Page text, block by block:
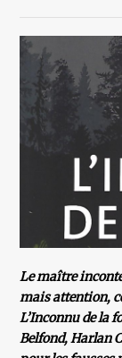
Le maître
mais attention,
L’Inconnu de la
Belfond, Harlan